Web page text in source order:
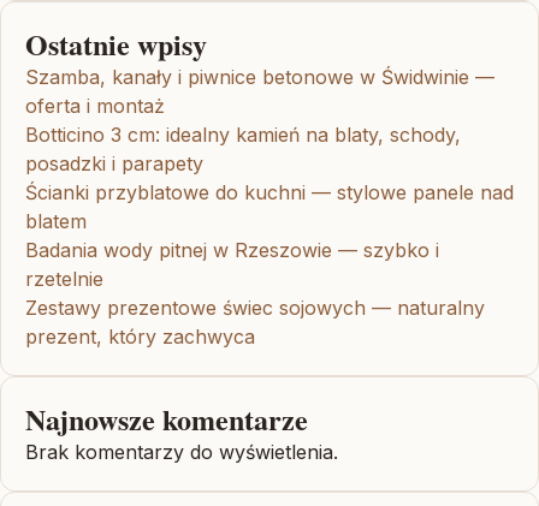
Ostatnie wpisy
Szamba, kanały i piwnice betonowe w Świdwinie —
oferta i montaż
Botticino 3 cm: idealny kamień na blaty, schody,
posadzki i parapety
Ścianki przyblatowe do kuchni — stylowe panele nad
blatem
Badania wody pitnej w Rzeszowie — szybko i
rzetelnie
Zestawy prezentowe świec sojowych — naturalny
prezent, który zachwyca
Najnowsze komentarze
Brak komentarzy do wyświetlenia.